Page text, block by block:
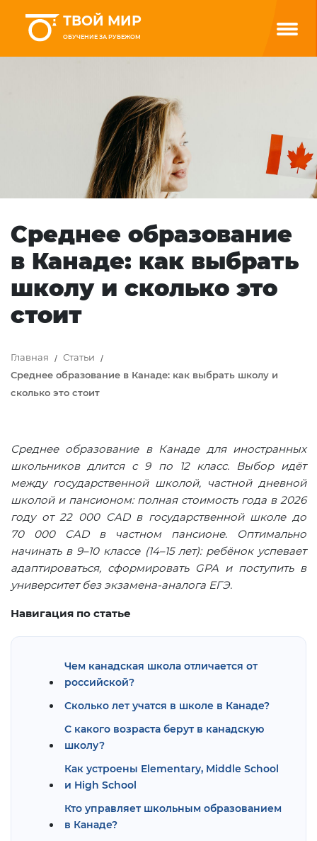
ТВОЙ МИР
ОБУЧЕНИЕ ЗА РУБЕЖОМ
Среднее образование
в Канаде: как выбрать
школу и сколько это
стоит
Главная
Статьи
Среднее образование в Канаде: как выбрать школу и
сколько это стоит
Среднее образование в Канаде для иностранных
школьников длится с 9 по 12 класс. Выбор идёт
между государственной школой, частной дневной
школой и пансионом: полная стоимость года в 2026
году от 22 000 CAD в государственной школе до
70 000 CAD в частном пансионе. Оптимально
начинать в 9–10 классе (14–15 лет): ребёнок успевает
адаптироваться, сформировать GPA и поступить в
университет без экзамена-аналога ЕГЭ.
Навигация по статье
Чем канадская школа отличается от
российской?
Сколько лет учатся в школе в Канаде?
С какого возраста берут в канадскую
школу?
Как устроены Elementary, Middle School
и High School
Кто управляет школьным образованием
в Канаде?